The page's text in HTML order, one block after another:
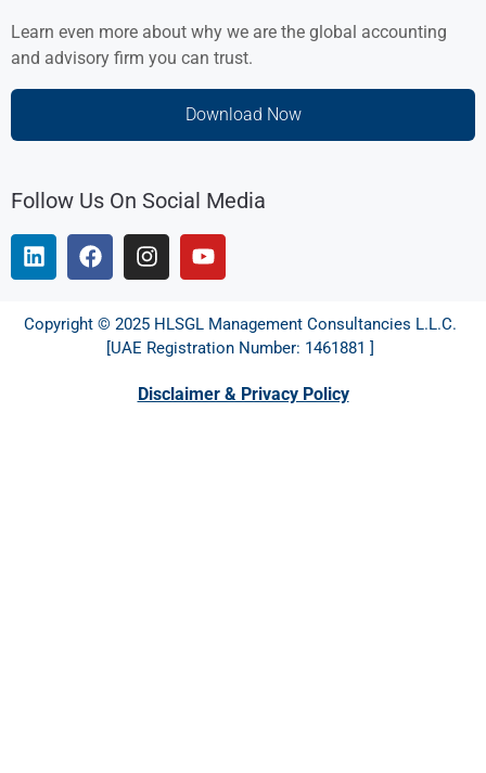
Learn even more about why we are the global accounting
and advisory firm you can trust.
Download Now
Follow Us On Social Media
Copyright © 2025 HLSGL Management Consultancies L.L.C.
[UAE Registration Number: 1461881 ]
Disclaimer & Privacy Policy